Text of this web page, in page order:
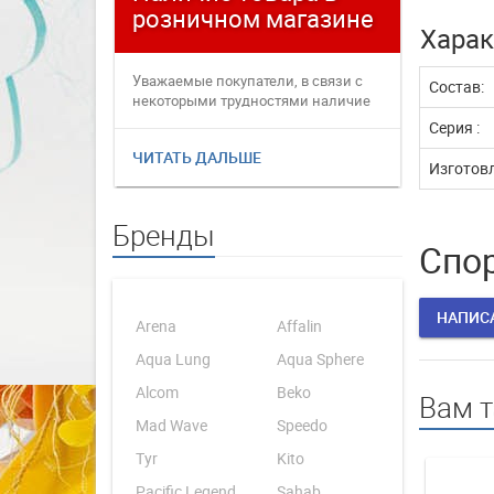
розничном магазине
Уважаемые покупатели, в связи с
некоторыми трудностями наличие
ЧИТАТЬ ДАЛЬШЕ
Бренды
Arena
Affalin
Aqua Lung
Aqua Sphere
Alcom
Beko
Mad Wave
Speedo
Tyr
Kito
Состав:
Серия :
Вам